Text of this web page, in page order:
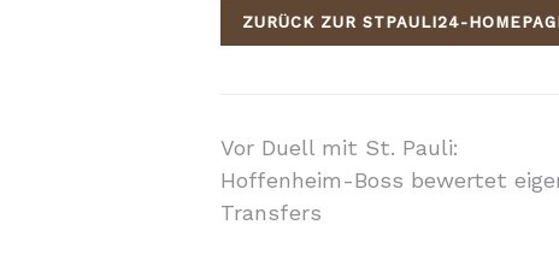
ZURÜCK ZUR STPAULI24-
Beitragsnavigation
Vor Duell mit St. Pauli:
Hoffenheim-Boss bewertet
Transfers